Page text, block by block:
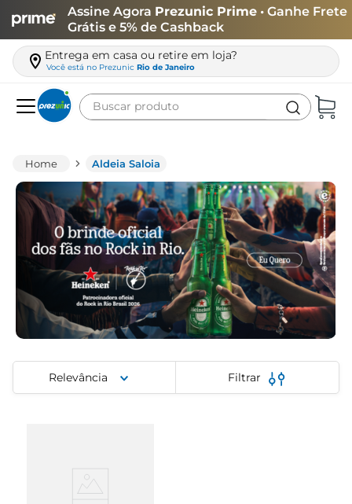
Assine Agora Prezunic Prime • Ganhe Frete
Grátis e 5% de Cashback
Entrega em casa ou retire em loja?
Você está no Prezunic Rio de Janeiro
Buscar produto
Aldeia Saloia
Relevância Filtrar
carne
leite
café
queijo
azeite
biscoito
arroz
papel higiênico